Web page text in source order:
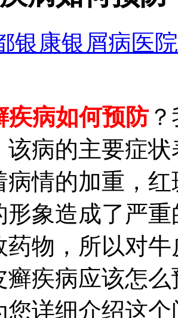
银康银屑病医院
疾病如何预防？
该病的主要症
病情的加重，
形象造成了严
药物，所以对
癣疾病应该怎
您详细介绍这个